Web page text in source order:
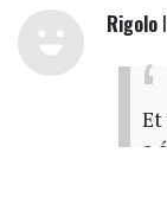
Rigolo
Et
a